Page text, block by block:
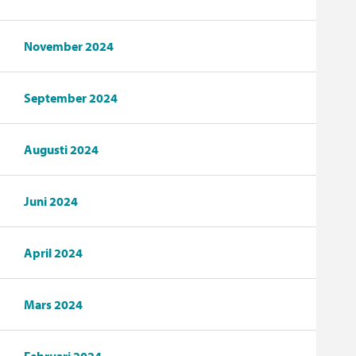
November 2024
September 2024
Augusti 2024
Juni 2024
April 2024
Mars 2024